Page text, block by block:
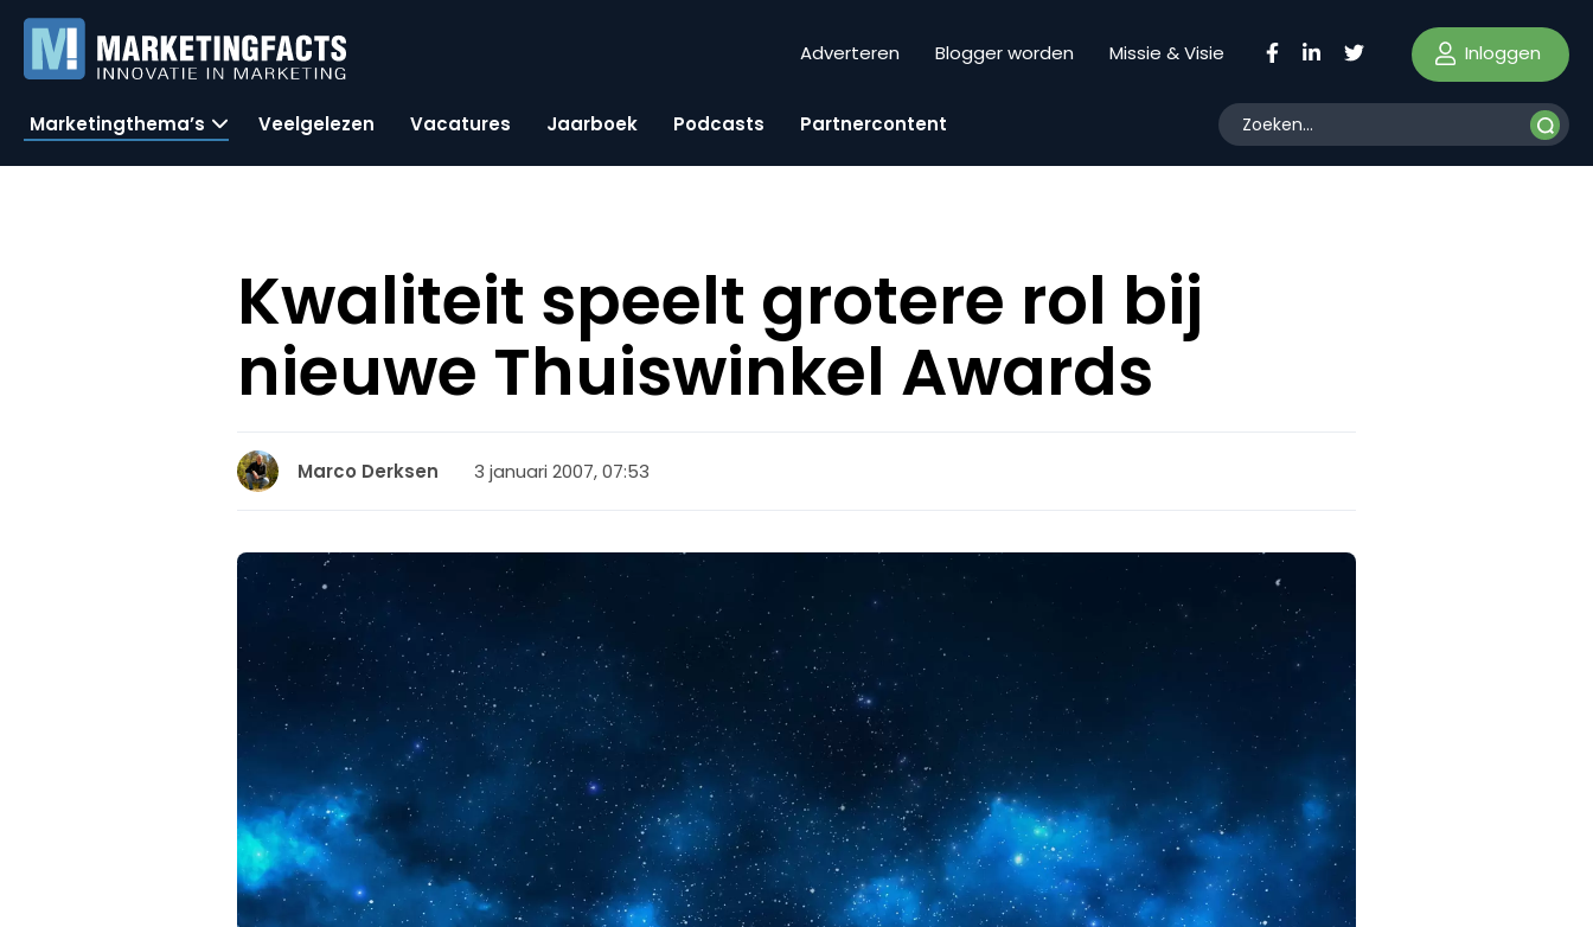
Adverteren Blogger worden Missie & Visie Inloggen
Marketingthema’s Veelgelezen Vacatures Jaarboek Podcasts Partnercontent
Kwaliteit speelt grotere rol bij
nieuwe Thuiswinkel Awards
Marco Derksen 3 januari 2007, 07:53